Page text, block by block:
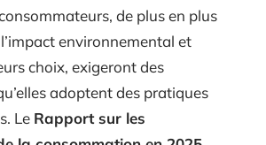
de plus en plus
environnemental et
choix, exigeront des
adoptent des pratiques
Le Rapport sur les